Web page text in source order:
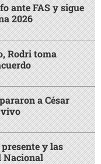
ante FAS y sigue
2026
Rodri toma
a César
vivo
y las
Nacional